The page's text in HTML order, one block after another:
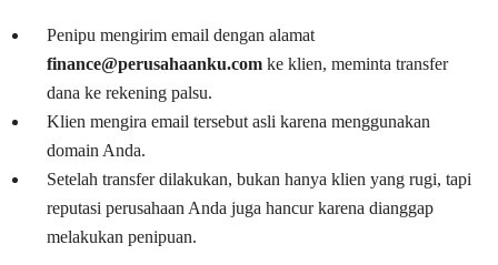
Penipu mengirim email dengan alamat
finance@perusahaanku.com ke klien, meminta transfer
dana ke rekening palsu.
Klien mengira email tersebut asli karena menggunakan
domain Anda.
Setelah transfer dilakukan, bukan hanya klien yang rugi, tapi
reputasi perusahaan Anda juga hancur karena dianggap
melakukan penipuan.